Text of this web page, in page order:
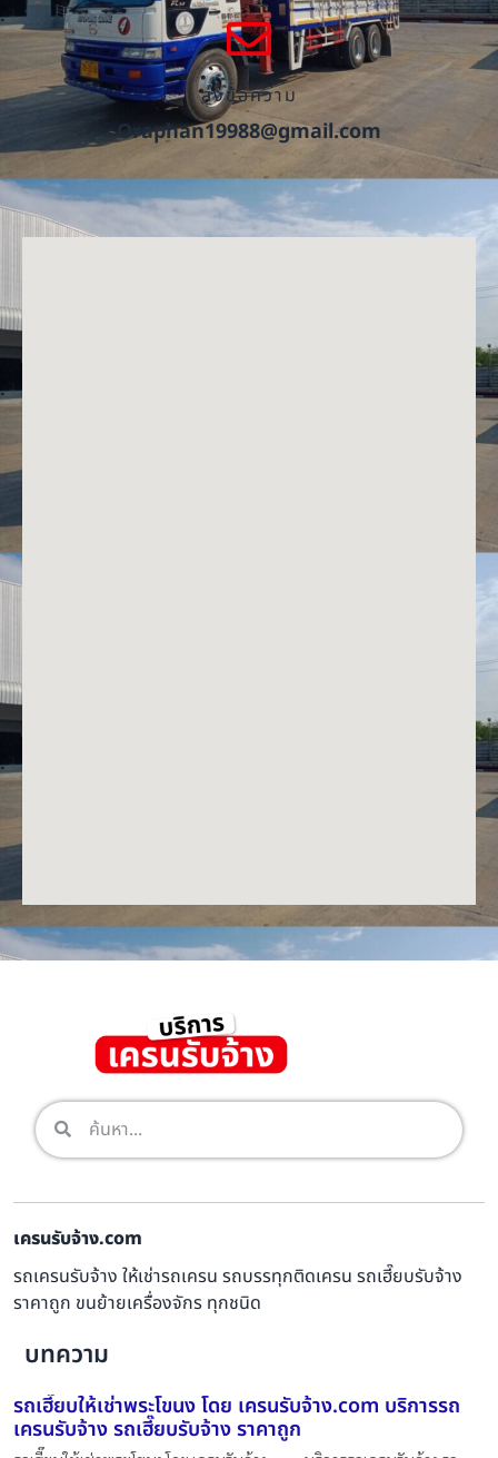
ส่งข้อความ
Oraphan19988@gmail.com
เครนรับจ้าง.com
รถเครนรับจ้าง ให้เช่ารถเครน รถบรรทุกติดเครน รถเฮี๊ยบรับจ้าง
ราคาถูก ขนย้ายเครื่องจักร ทุกชนิด
บทความ
รถเฮี๊ยบให้เช่าพระโขนง โดย เครนรับจ้าง.com บริการรถ
เครนรับจ้าง รถเฮี๊ยบรับจ้าง ราคาถูก